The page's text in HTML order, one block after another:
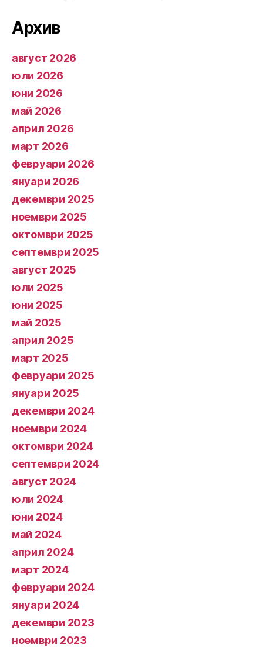
Архив
август 2026
юли 2026
юни 2026
май 2026
април 2026
март 2026
февруари 2026
януари 2026
декември 2025
ноември 2025
октомври 2025
септември 2025
август 2025
юли 2025
юни 2025
май 2025
април 2025
март 2025
февруари 2025
януари 2025
декември 2024
ноември 2024
октомври 2024
септември 2024
август 2024
юли 2024
юни 2024
май 2024
април 2024
март 2024
февруари 2024
януари 2024
декември 2023
ноември 2023